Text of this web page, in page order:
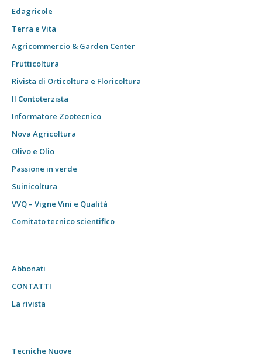
Edagricole
Terra e Vita
Agricommercio & Garden Center
Frutticoltura
Rivista di Orticoltura e Floricoltura
Il Contoterzista
Informatore Zootecnico
Nova Agricoltura
Olivo e Olio
Passione in verde
Suinicoltura
VVQ – Vigne Vini e Qualità
Comitato tecnico scientifico
Abbonati
CONTATTI
La rivista
Tecniche Nuove